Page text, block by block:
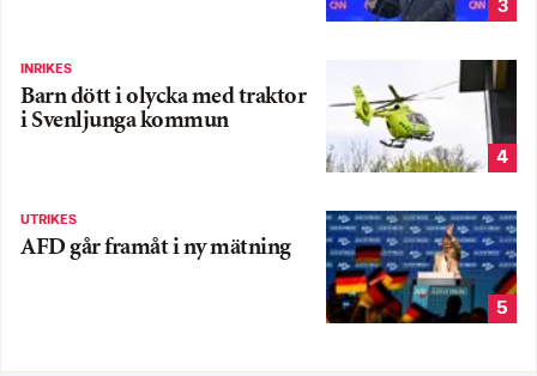
3
INRIKES
Barn dött i olycka med traktor
i Svenljunga kommun
4
UTRIKES
AFD går framåt i ny mätning
5